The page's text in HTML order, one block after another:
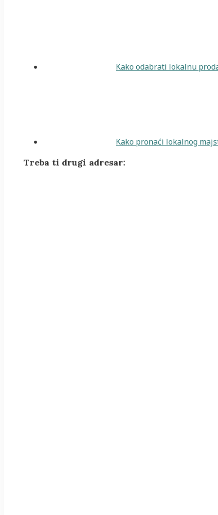
Kako odabrati lokalnu
Kako pronaći lokalnog
Treba ti drugi adresar: